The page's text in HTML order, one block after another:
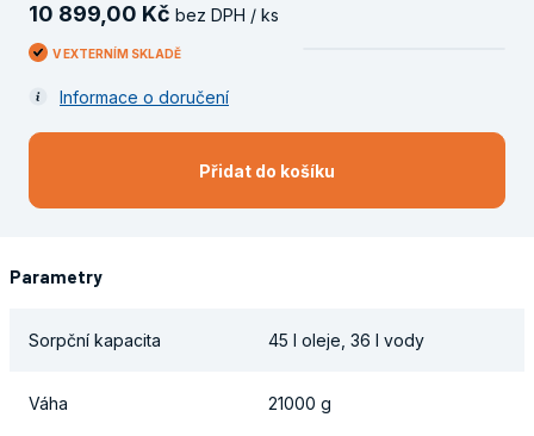
10 899 00 Kč bez DPH / ks
V EXTERNÍM SKLADĚ
Informace o doručení
Přidat do košíku
Parametry
Sorpční kapacita 45 l oleje, 36 l vody
Váha 21000 g